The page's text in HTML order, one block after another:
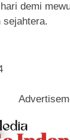
demi
sejahtera.